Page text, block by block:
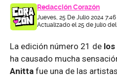
Redacción Corazón
Jueves, 25 De Julio 2024 7:46
Actualizado el 25 de julio del
La edición número 21 de
ha causado mucha
Anitta fue una de las